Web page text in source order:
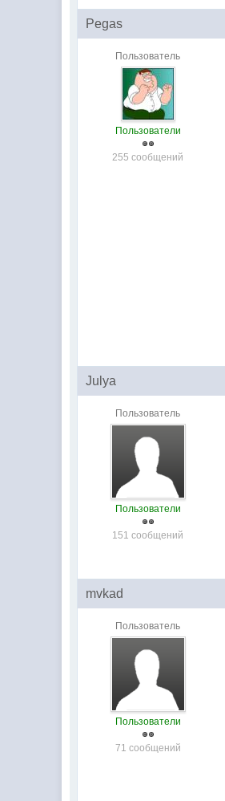
Pegas
Пользователь
Пользователи
255 сообщений
Julya
Пользователь
Пользователи
151 сообщений
mvkad
Пользователь
Пользователи
71 сообщений